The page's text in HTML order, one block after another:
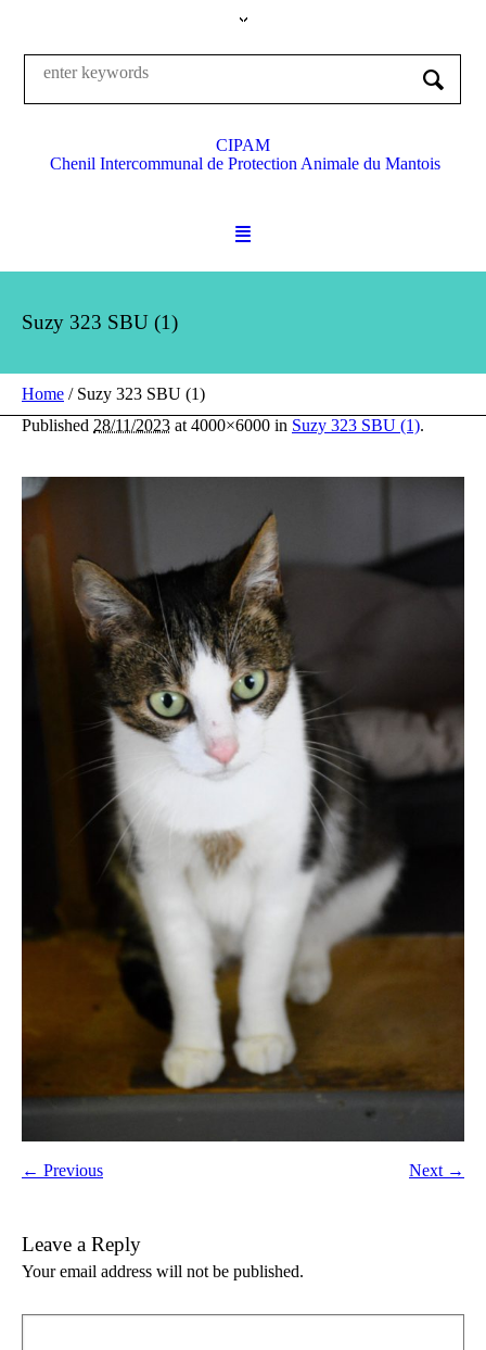
CIPAM
Chenil Intercommunal de Protection Animale du Mantois
Suzy 323 SBU (1)
Home / Suzy 323 SBU (1)
Published 28/11/2023 at 4000×6000 in Suzy 323 SBU (1).
← Previous Next →
Leave a Reply
Your email address will not be published.